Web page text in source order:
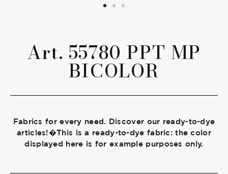
Art. 55780 PPT MP
BICOLOR
Fabrics for every need. Discover our ready-to-dye
articles!�This is a ready-to-dye fabric: the color
displayed here is for example purposes only.
SUSTAINABILITY
Certifications